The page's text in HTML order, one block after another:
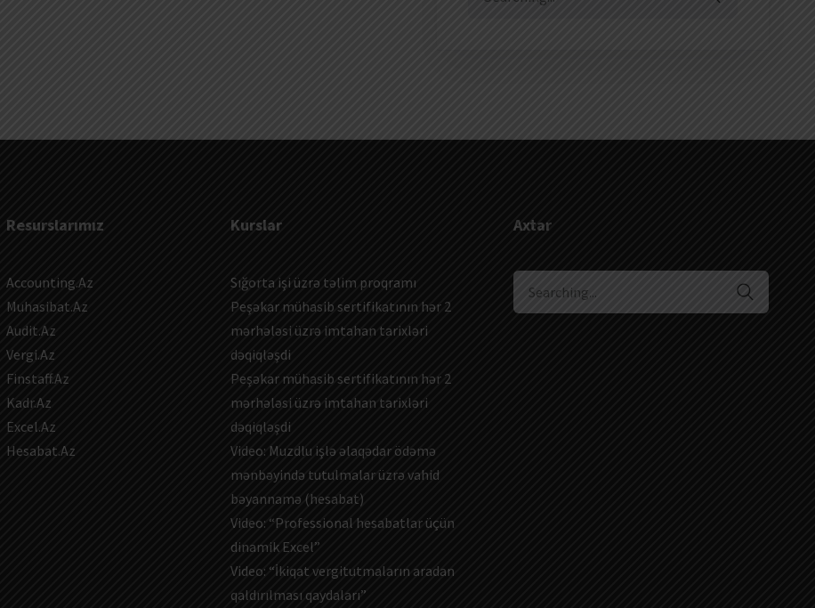
Resurslarımız
Accounting.Az
Muhasibat.Az
Audit.Az
Vergi.Az
Finstaff.Az
Kadr.Az
Excel.Az
Hesabat.Az
Kurslar
Sığorta işi üzrə təlim proqramı
Peşəkar mühasib sertifikatının hər 2
mərhələsi üzrə imtahan tarixləri
dəqiqləşdi
Peşəkar mühasib sertifikatının hər 2
mərhələsi üzrə imtahan tarixləri
dəqiqləşdi
Video: Muzdlu işlə əlaqədar ödəmə
mənbəyində tutulmalar üzrə vahid
bəyannamə (hesabat)
Video: “Professional hesabatlar üçün
dinamik Excel”
Video: “İkiqat vergitutmaların aradan
qaldırılması qaydaları”
Axtar
for: